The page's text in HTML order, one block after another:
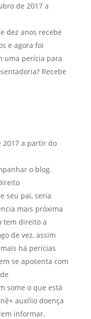
de 2017 a
dez anos recebe
e agora foi
uma perícia para
Recebe
2017 a partir do
o blog.
seu pai, seria
mais próxima
tem direito a
de vez, assim
há perícias
se aposenta com
some o que está
auxílio doença
informar.